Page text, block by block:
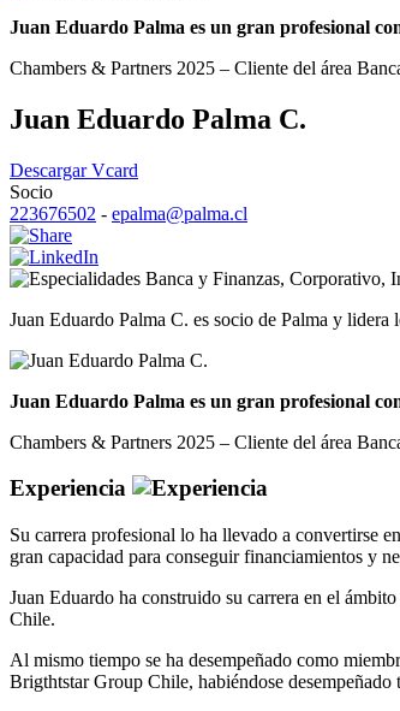
Juan Eduardo Palma es un gran profesional
Chambers & Partners 2025 – Cliente del área
Juan Eduardo Palma C.
Descargar Vcard
Socio
223676502 - epalma@palma.cl
Banca y Finanzas, Corporativo,
Juan Eduardo Palma C. es socio de Palma y
Juan Eduardo Palma es un gran profesional
Chambers & Partners 2025 – Cliente del área
Experiencia
Su carrera profesional lo ha llevado a convertirse
gran capacidad para conseguir financiamientos y
Juan Eduardo ha construido su carrera en el
Chile.
Al mismo tiempo se ha desempeñado como
Brigthtstar Group Chile, habiéndose